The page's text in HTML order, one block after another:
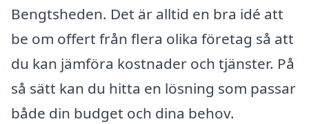
Bengtsheden. Det är alltid en bra idé att
be om offert från flera olika företag så att
du kan jämföra kostnader och tjänster. På
så sätt kan du hitta en lösning som passar
både din budget och dina behov.